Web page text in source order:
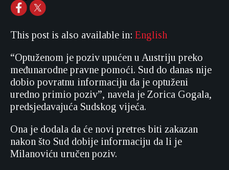
This post is also available in: English
“Optuženom je poziv upućen u Austriju preko
međunarodne pravne pomoći. Sud do danas nije
dobio povratnu informaciju da je optuženi
uredno primio poziv”, navela je Zorica Gogala,
predsjedavajuća Sudskog vijeća.
Ona je dodala da će novi pretres biti zakazan
nakon što Sud dobije informaciju da li je
Milanoviću uručen poziv.